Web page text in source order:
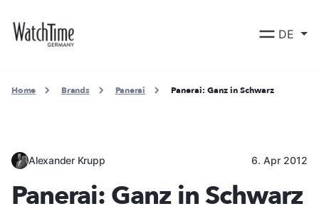
DE
Home Brands Panerai Panerai: Ganz in Schwarz
Alexander Krupp 6. Apr 2012
Panerai: Ganz in Schwarz